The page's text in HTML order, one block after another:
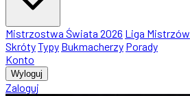
Mistrzostwa Świata 2026 Liga Mistrzów
SkrótyTypy Bukmacherzy Porady
Konto
Wyloguj
Zaloguj